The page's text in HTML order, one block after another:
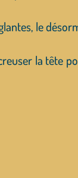
le
la tête